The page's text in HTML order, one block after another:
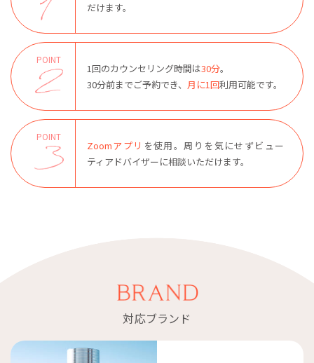
だけます。
POINT
1回のカウンセリング時間は30分。
30分前までご予約でき、 月に1回利用可能です。
POINT
Zoomアプリ を使用。周りを気にせず ビュー
ティアドバイザーに相談いただけます。
対応ブランド